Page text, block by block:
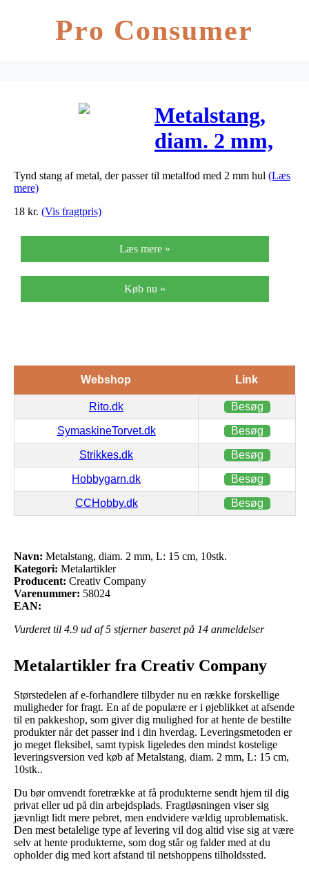
Pro Consumer
Metalstang,
diam. 2 mm,
L: 15 cm,
Tynd stang af metal, der passer til metalfod med 2 mm hul (Læs
mere)
18 kr. (Vis fragtpris)
Læs mere »
Køb nu »
Webshop Link
Rito.dk Besøg
SymaskineTorvet.dk Besøg
Strikkes.dk Besøg
Hobbygarn.dk Besøg
CCHobby.dk Besøg
Navn: Metalstang, diam. 2 mm, L: 15 cm, 10stk.
Kategori: Metalartikler
Producent: Creativ Company
Varenummer: 58024
EAN:
Vurderet til 4.9 ud af 5 stjerner baseret på 14 anmeldelser
Metalartikler fra Creativ Company
Størstedelen af e-forhandlere tilbyder nu en række forskellige
muligheder for fragt. En af de populære er i øjeblikket at afsende
til en pakkeshop, som giver dig mulighed for at hente de bestilte
produkter når det passer ind i din hverdag. Leveringsmetoden er
jo meget fleksibel, samt typisk ligeledes den mindst kostelige
leveringsversion ved køb af Metalstang, diam. 2 mm, L: 15 cm,
10stk..
Du bør omvendt foretrække at få produkterne sendt hjem til dig
privat eller ud på din arbejdsplads. Fragtløsningen viser sig
jævnligt lidt mere pebret, men endvidere vældig uproblematisk.
Den mest betalelige type af levering vil dog altid vise sig at være
selv at hente produkterne, som dog står og falder med at du
opholder dig med kort afstand til netshoppens tilholdssted.